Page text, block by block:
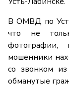
В ОМВД по
что не
фотографии,
мошенники
со звонком
обманутые